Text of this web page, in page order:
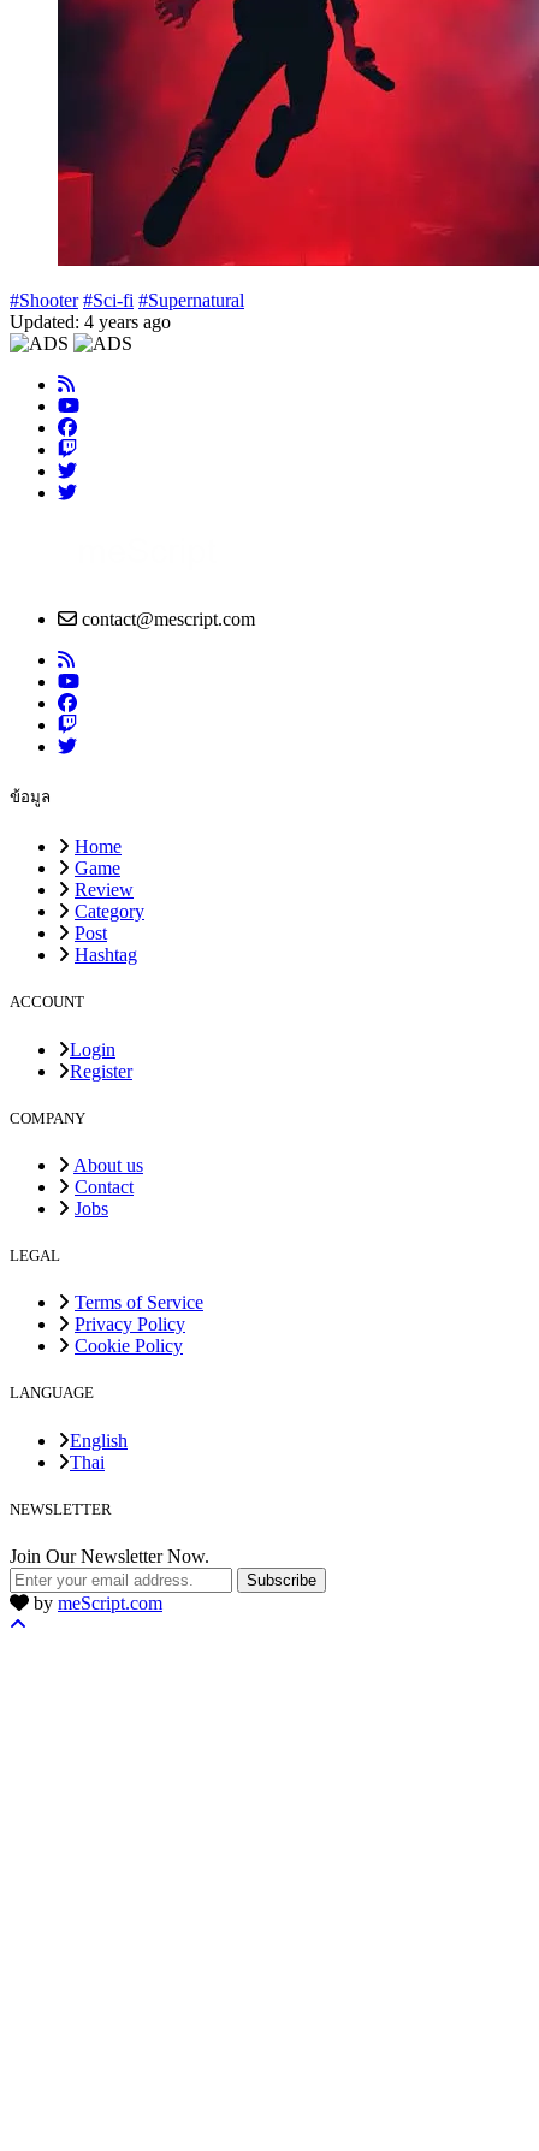
#Shooter #Sci-fi #Supernatural
Updated: 4 years ago
contact@mescript.com
ข้อมูล
Home
Game
Review
Category
Post
Hashtag
ACCOUNT
Login
Register
COMPANY
About us
Contact
Jobs
LEGAL
Terms of Service
Privacy Policy
Cookie Policy
LANGUAGE
English
Thai
NEWSLETTER
Join Our Newsletter Now.
Subscribe
by meScript.com